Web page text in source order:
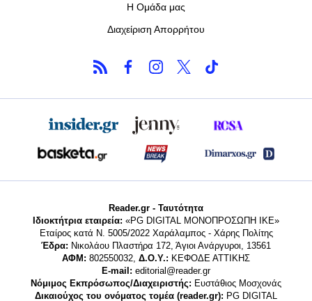
Η Ομάδα μας
Διαχείριση Απορρήτου
Reader.gr - Ταυτότητα
Ιδιοκτήτρια εταιρεία: «PG DIGITAL MONΟΠΡΟΣΩΠΗ ΙΚΕ»
Εταίρος κατά Ν. 5005/2022 Χαράλαμπος - Χάρης Πολίτης
Έδρα: Νικολάου Πλαστήρα 172, Άγιοι Ανάργυροι, 13561
ΑΦΜ: 802550032, Δ.Ο.Υ.: ΚΕΦΟΔΕ ΑΤΤΙΚΗΣ
E-mail: editorial@reader.gr
Νόμιμος Εκπρόσωπος/Διαχειριστής: Ευστάθιος Μοσχονάς
Δικαιούχος του ονόματος τομέα (reader.gr): PG DIGITAL